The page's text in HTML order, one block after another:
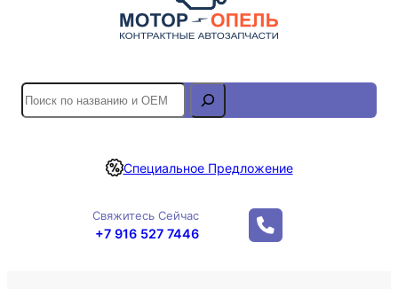
S
e
r
Специальное Предложение
Свяжитесь Сейчас
+7 916 527 7446